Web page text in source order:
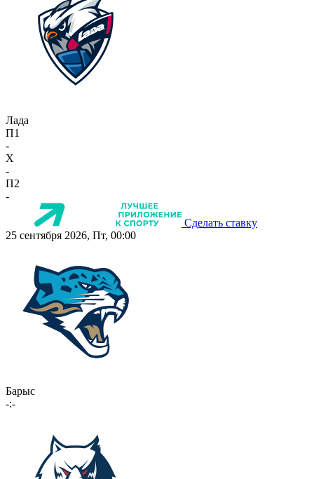
Лада
П1
-
X
-
П2
-
Сделать ставку
25 сентября 2026, Пт, 00:00
Барыс
-:-